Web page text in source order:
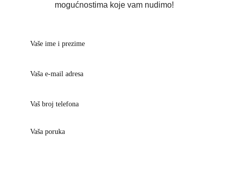
mogućnostima koje vam nudimo!